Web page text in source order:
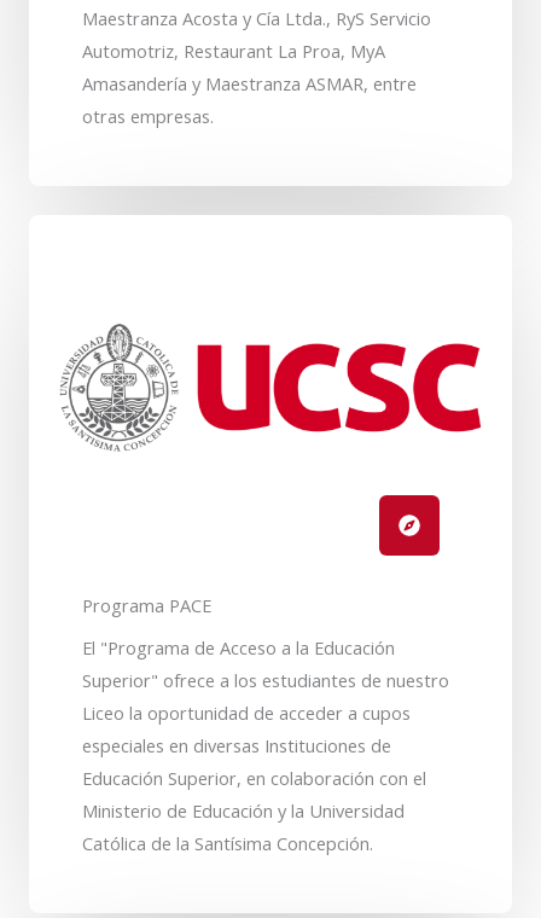
Maestranza Acosta y Cía Ltda., RyS Servicio
Automotriz, Restaurant La Proa, MyA
Amasandería y Maestranza ASMAR, entre
otras empresas.
Programa PACE
El "Programa de Acceso a la Educación
Superior" ofrece a los estudiantes de nuestro
Liceo la oportunidad de acceder a cupos
especiales en diversas Instituciones de
Educación Superior, en colaboración con el
Ministerio de Educación y la Universidad
Católica de la Santísima Concepción.